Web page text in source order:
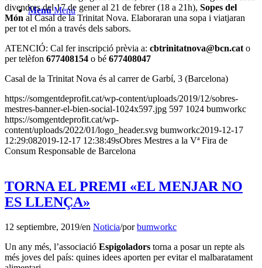
Menú Menú
divendres del 17 de gener al 21 de febrer (18 a 21h), Sopes del
Món al Casal de la Trinitat Nova. Elaboraran una sopa i viatjaran
per tot el món a través dels sabors.
ATENCIÓ: Cal fer inscripció prèvia a: cbtrinitatnova@bcn.cat o
per telèfon 677408154 o bé 677408047
Casal de la Trinitat Nova és al carrer de Garbí, 3 (Barcelona)
https://somgentdeprofit.cat/wp-content/uploads/2019/12/sobres-
mestres-banner-el-bien-social-1024x597.jpg 597 1024 bumworkc
https://somgentdeprofit.cat/wp-
content/uploads/2022/01/logo_header.svg bumworkc2019-12-17
12:29:082019-12-17 12:38:49sObres Mestres a la Vª Fira de
Consum Responsable de Barcelona
TORNA EL PREMI «EL MENJAR NO
ES LLENÇA»
12 septiembre, 2019/en Noticia/porbumworkc
Un any més, l’associació Espigoladors torna a posar un repte als
més joves del país: quines idees aporten per evitar el malbaratament